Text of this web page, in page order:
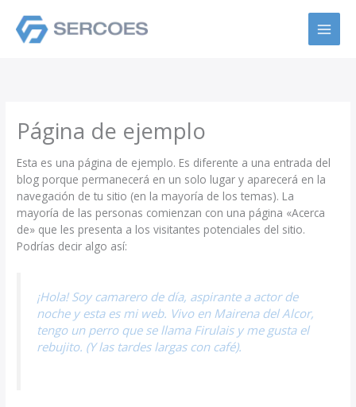
contenido
Página de ejemplo
Esta es una página de ejemplo. Es diferente a una entrada del
blog porque permanecerá en un solo lugar y aparecerá en la
navegación de tu sitio (en la mayoría de los temas). La
mayoría de las personas comienzan con una página «Acerca
de» que les presenta a los visitantes potenciales del sitio.
Podrías decir algo así:
¡Hola! Soy camarero de día, aspirante a actor de
noche y esta es mi web. Vivo en Mairena del Alcor,
tengo un perro que se llama Firulais y me gusta el
rebujito. (Y las tardes largas con café).